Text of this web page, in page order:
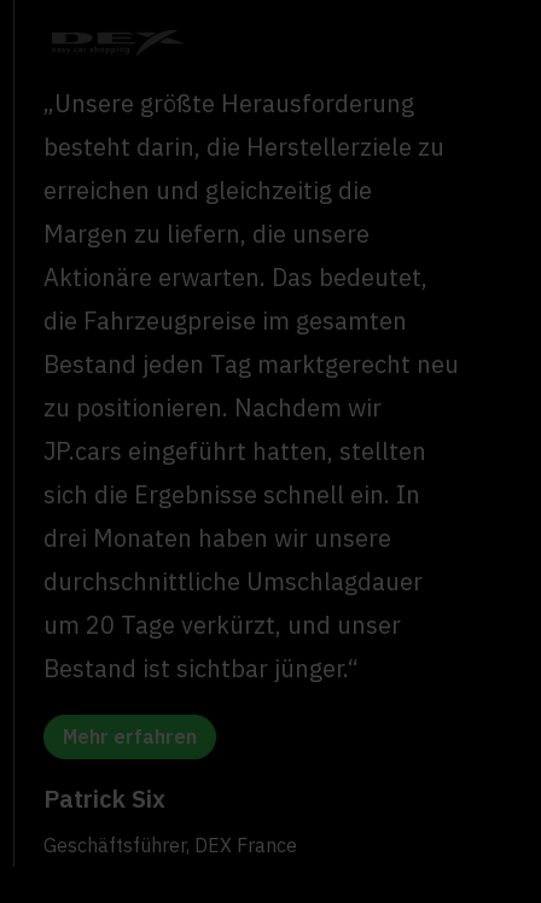
„Unsere größte Herausforderung
besteht darin, die Herstellerziele zu
erreichen und gleichzeitig die
Margen zu liefern, die unsere
Aktionäre erwarten. Das bedeutet,
die Fahrzeugpreise im gesamten
Bestand jeden Tag marktgerecht neu
zu positionieren. Nachdem wir
JP.cars eingeführt hatten, stellten
sich die Ergebnisse schnell ein. In
drei Monaten haben wir unsere
durchschnittliche Umschlagdauer
um 20 Tage verkürzt, und unser
Bestand ist sichtbar jünger.“
Mehr erfahren
Patrick Six
Geschäftsführer, DEX France